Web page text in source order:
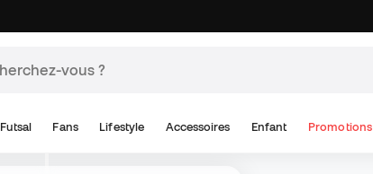
Futsal Fans Lifestyle Accessoires Enfant Promotions